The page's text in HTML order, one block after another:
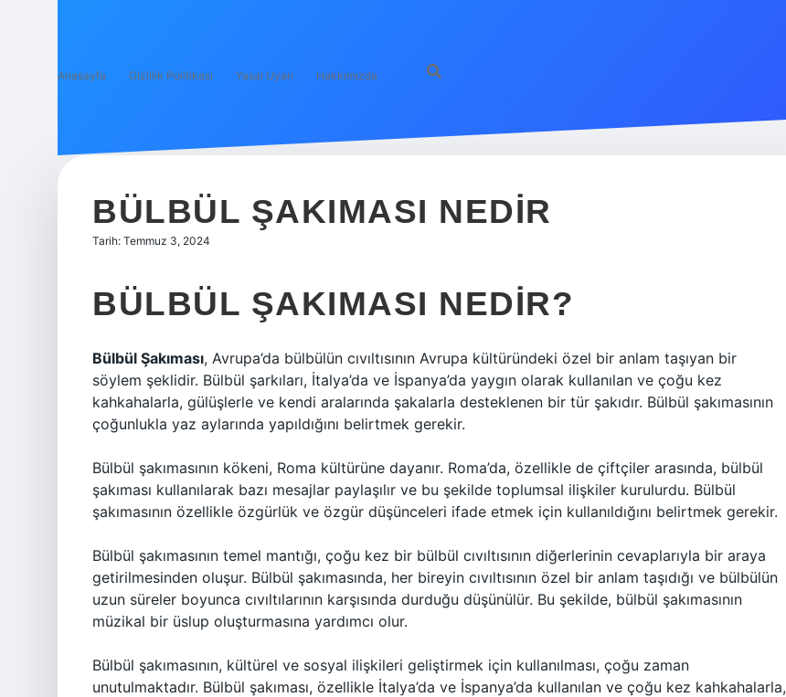
Anasayfa Gizlilik Politikası Yasal Uyarı Hakkımızda
BÜLBÜL ŞAKIMASI NEDIR
Tarih: Temmuz 3, 2024
BÜLBÜL ŞAKIMASI NEDIR?
Bülbül Şakıması, Avrupa’da bülbülün cıvıltısının Avrupa kültüründeki özel bir anlam taşıyan bir
söylem şeklidir. Bülbül şarkıları, İtalya’da ve İspanya’da yaygın olarak kullanılan ve çoğu kez
kahkahalarla, gülüşlerle ve kendi aralarında şakalarla desteklenen bir tür şakıdır. Bülbül şakımasının
çoğunlukla yaz aylarında yapıldığını belirtmek gerekir.
Bülbül şakımasının kökeni, Roma kültürüne dayanır. Roma’da, özellikle de çiftçiler arasında, bülbül
şakıması kullanılarak bazı mesajlar paylaşılır ve bu şekilde toplumsal ilişkiler kurulurdu. Bülbül
şakımasının özellikle özgürlük ve özgür düşünceleri ifade etmek için kullanıldığını belirtmek gerekir.
Bülbül şakımasının temel mantığı, çoğu kez bir bülbül cıvıltısının diğerlerinin cevaplarıyla bir araya
getirilmesinden oluşur. Bülbül şakımasında, her bireyin cıvıltısının özel bir anlam taşıdığı ve bülbülün
uzun süreler boyunca cıvıltılarının karşısında durduğu düşünülür. Bu şekilde, bülbül şakımasının
müzikal bir üslup oluşturmasına yardımcı olur.
Bülbül şakımasının, kültürel ve sosyal ilişkileri geliştirmek için kullanılması, çoğu zaman
unutulmaktadır. Bülbül şakıması, özellikle İtalya’da ve İspanya’da kullanılan ve çoğu kez kahkahalarla,